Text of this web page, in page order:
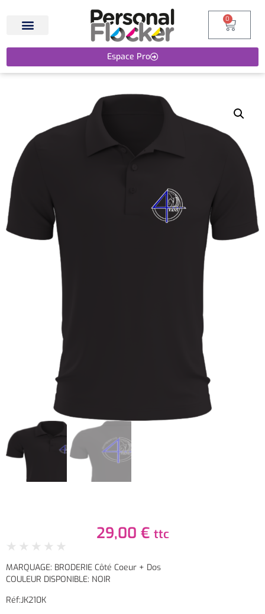
Espace Pro
0
29,00 € ttc
★ ★ ★ ★ ★
MARQUAGE: BRODERIE Côté Coeur + Dos
COULEUR DISPONIBLE: NOIR
Réf:JK210K